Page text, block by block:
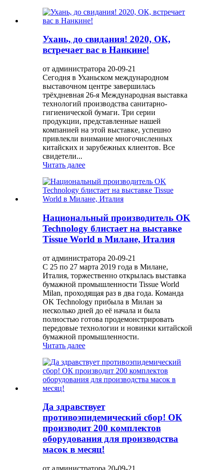
Ухань, до свидания! 2020, ОК,
встречает вас в Нанкине!
от администратора 20-09-21
Сегодня в Уханьском международном
выставочном центре завершилась
трёхдневная 26-я Международная выставка
технологий производства санитарно-
гигиенической бумаги. Три серии
продукции, представленные нашей
компанией на этой выставке, успешно
привлекли внимание многочисленных
китайских и зарубежных клиентов. Все
свидетели...
Читать далее
Национальный производитель OK
Technology блистает на выставке
Tissue World в Милане, Италия
от администратора 20-09-21
С 25 по 27 марта 2019 года в Милане,
Италия, торжественно открылась выставка
бумажной промышленности Tissue World
Milan, проходящая раз в два года. Команда
OK Technology прибыла в Милан за
несколько дней до её начала и была
полностью готова продемонстрировать
передовые технологии и новинки китайской
бумажной промышленности.
Читать далее
Да здравствует
противоэпидемический сбор! ОК
производит 200 комплектов
оборудования для производства
масок в месяц!
от администратора 20-09-21